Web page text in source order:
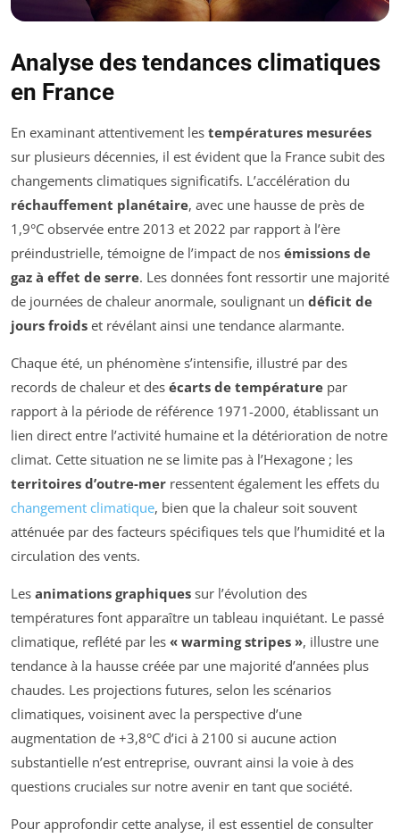
Analyse des tendances climatiques
en France
En examinant attentivement les températures mesurées
sur plusieurs décennies, il est évident que la France subit des
changements climatiques significatifs. L’accélération du
réchauffement planétaire, avec une hausse de près de
1,9°C observée entre 2013 et 2022 par rapport à l’ère
préindustrielle, témoigne de l’impact de nos émissions de
gaz à effet de serre. Les données font ressortir une majorité
de journées de chaleur anormale, soulignant un déficit de
jours froids et révélant ainsi une tendance alarmante.
Chaque été, un phénomène s’intensifie, illustré par des
records de chaleur et des écarts de température par
rapport à la période de référence 1971-2000, établissant un
lien direct entre l’activité humaine et la détérioration de notre
climat. Cette situation ne se limite pas à l’Hexagone ; les
territoires d’outre-mer ressentent également les effets du
changement climatique, bien que la chaleur soit souvent
atténuée par des facteurs spécifiques tels que l’humidité et la
circulation des vents.
Les animations graphiques sur l’évolution des
températures font apparaître un tableau inquiétant. Le passé
climatique, reflété par les « warming stripes », illustre une
tendance à la hausse créée par une majorité d’années plus
chaudes. Les projections futures, selon les scénarios
climatiques, voisinent avec la perspective d’une
augmentation de +3,8°C d’ici à 2100 si aucune action
substantielle n’est entreprise, ouvrant ainsi la voie à des
questions cruciales sur notre avenir en tant que société.
Pour approfondir cette analyse, il est essentiel de consulter